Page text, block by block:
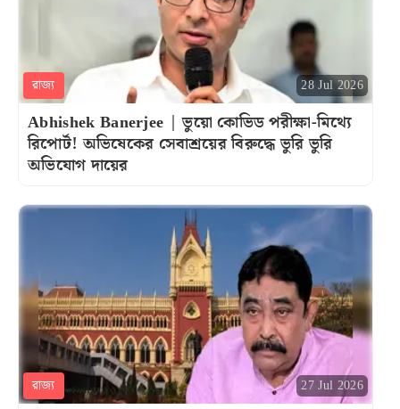
রাজ্য 28 Jul 2026
Abhishek Banerjee | ভুয়ো কোভিড পরীক্ষা-মিথ্যে
রিপোর্ট! অভিষেকের সেবাশ্রয়ের বিরুদ্ধে ভুরি ভুরি
অভিযোগ দায়ের
রাজ্য 27 Jul 2026